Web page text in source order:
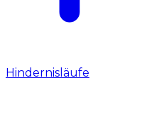
Hindernisläufe